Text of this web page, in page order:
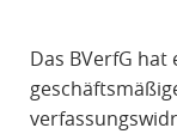
Das BVerfG